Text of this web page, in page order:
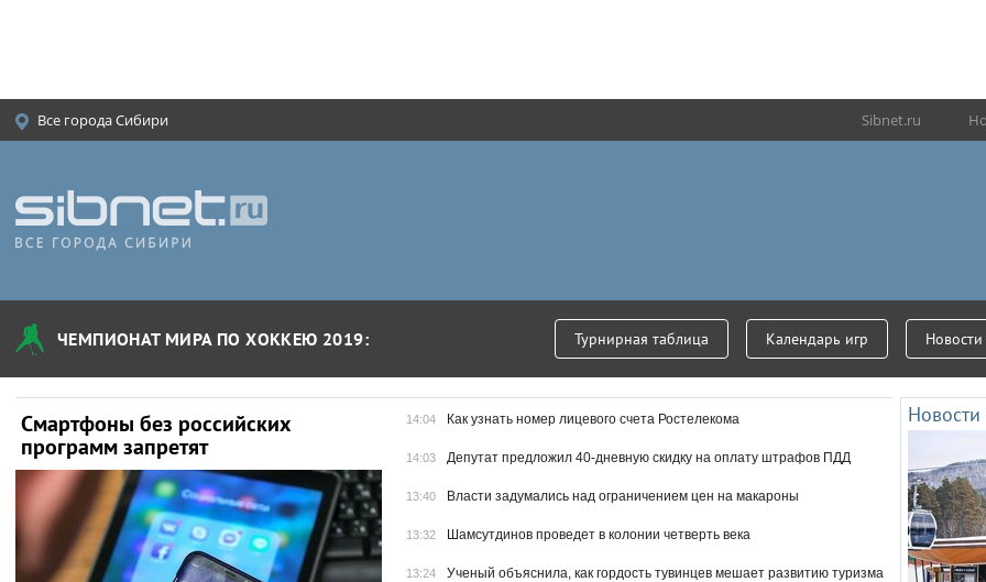
Все города Сибири Sibnet.ru
ЧЕМПИОНАТ МИРА ПО ХОККЕЮ 2019: Турнирная таблица Календарь игр
Смартфоны без российских
программ запретят
Создан полностью искусственный
коронавирус
Минфин отметил
доходов от
14:04 Как узнать номер лицевого счета Ростелекома
14:03 Депутат предложил 40-дневную скидку на оплату штрафов ПДД
13:40 Власти задумались над ограничением цен на макароны
13:32 Шамсутдинов проведет в колонии четверть века
13:24 Ученый объяснила, как гордость тувинцев мешает развитию туризма